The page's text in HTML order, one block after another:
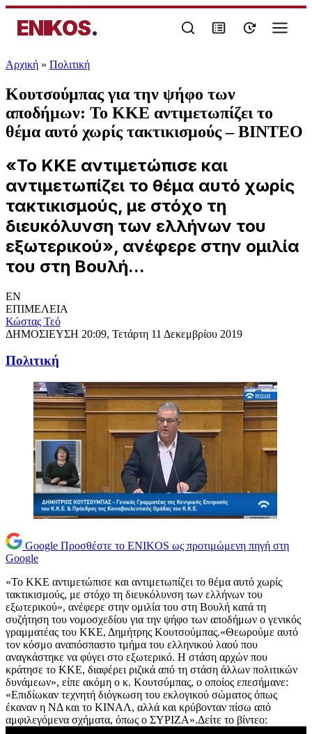
ENIKOS.
Αρχική » Πολιτική
Κουτσούμπας για την ψήφο των
αποδήμων: Το ΚΚΕ αντιμετωπίζει το
θέμα αυτό χωρίς τακτικισμούς – ΒΙΝΤΕΟ
«Το ΚΚΕ αντιμετώπισε και
αντιμετωπίζει το θέμα αυτό χωρίς
τακτικισμούς, με στόχο τη
διευκόλυνση των ελλήνων του
εξωτερικού», ανέφερε στην ομιλία
του στη Βουλή...
EN
ΕΠΙΜΕΛΕΙΑ
Κώστας Τεό
ΔΗΜΟΣΙΕΥΣΗ 20:09, Τετάρτη 11 Δεκεμβρίου 2019
Πολιτική
Google Προσθέστε το ENIKOS ως προτιμώμενη πηγή στη
Google
«Το ΚΚΕ αντιμετώπισε και αντιμετωπίζει το θέμα αυτό χωρίς
τακτικισμούς, με στόχο τη διευκόλυνση των ελλήνων του
εξωτερικού», ανέφερε στην ομιλία του στη Βουλή κατά τη
συζήτηση του νομοσχεδίου για την ψήφο των αποδήμων ο γενικός
γραμματέας του ΚΚΕ, Δημήτρης Κουτσούμπας.«Θεωρούμε αυτό
τον κόσμο αναπόσπαστο τμήμα του ελληνικού λαού που
αναγκάστηκε να φύγει στο εξωτερικό. Η στάση αρχών που
κράτησε το ΚΚΕ, διαφέρει ριζικά από τη στάση άλλων πολιτικών
δυνάμεων», είπε ακόμη ο κ. Κουτσύμπας, ο οποίος επεσήμανε:
«Επιδίωκαν τεχνητή διόγκωση του εκλογικού σώματος όπως
έκαναν η ΝΔ και το ΚΙΝΑΛ, αλλά και κρύβονταν πίσω από
αμφιλεγόμενα σχήματα, όπως ο ΣΥΡΙΖΑ».Δείτε το βίντεο: